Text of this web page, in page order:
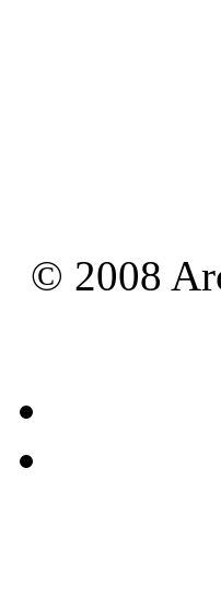
© 2008